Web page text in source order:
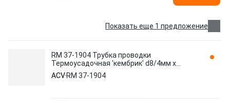
Показать еще 1 предложение
RM 37-1904 Трубка проводки
Термоусадочная 'кембрик' d8/4мм х
5метров, черная ACV RM37-1904
ACV RM 37-1904